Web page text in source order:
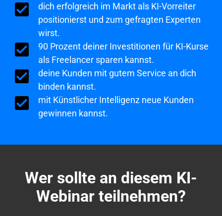
dich erfolgreich im Markt als KI-Vorreiter
positionierst und zum gefragten Experten
wirst.
90 Prozent deiner Investitionen für KI-Kurse
als Freelancer sparen kannst.
deine Kunden mit gutem Service an dich
binden kannst.
mit Künstlicher Intelligenz neue Kunden
gewinnen kannst.
Wer sollte an diesem KI-
Webinar teilnehmen?